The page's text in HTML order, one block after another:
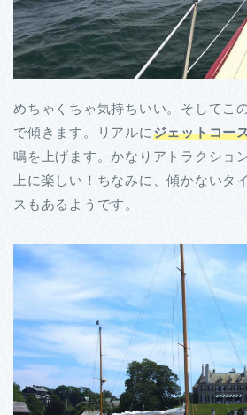
めちゃくちゃ気持ちいい。そしてこ
で傾きます。リアルにジェットコー
鳴を上げます。かなりアトラクショ
上に楽しい！ちなみに、傾かないタ
スもあるようです。